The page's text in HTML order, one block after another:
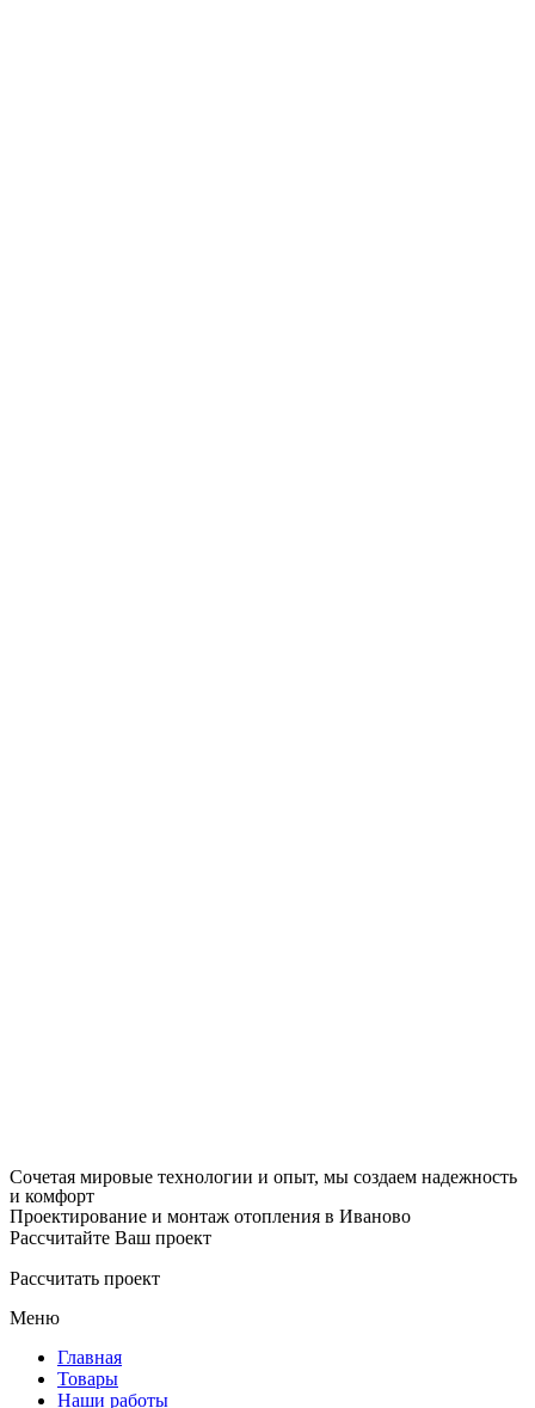
Сочетая мировые технологии и опыт, мы создаем надежность
и комфорт
Проектирование и монтаж отопления в Иваново
Рассчитайте Ваш проект
Рассчитать проект
Меню
Главная
Товары
Наши работы